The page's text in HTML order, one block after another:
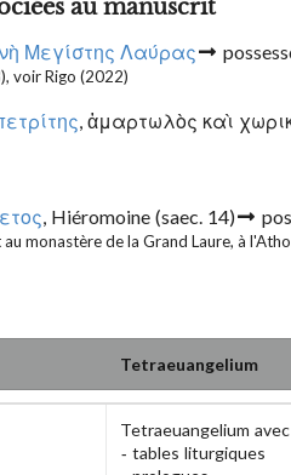
au manuscrit
Μεγίστης Λαύρας
voir Rigo (2022)
, ἁμαρτωλὸς καὶ
, Hiéromoine(saec. 14)
monastère de la Grand Laure, à
Tetraeuangelium
Tetraeuangelium avec
tables liturgiques